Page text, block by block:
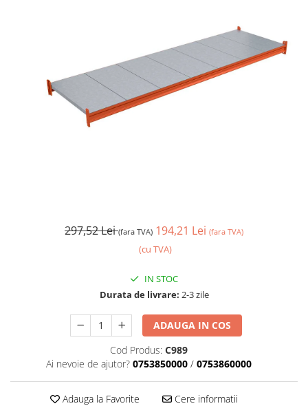
297,52 Lei(fara TVA) 194,21 Lei (fara TVA)
(cu TVA)
IN STOC
Durata de livrare: 2-3 zile
ADAUGA IN COS
Cod Produs: C989
Ai nevoie de ajutor? 0753850000 / 0753860000
Adauga la Favorite Cere informatii